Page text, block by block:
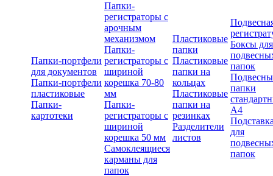
Папки-портфели
для документов
Папки-портфели
пластиковые
Папки-
картотеки
Папки-
регистраторы с
арочным
механизмом
Папки-
регистраторы с
шириной
корешка 70-80
мм
Папки-
регистраторы с
шириной
корешка 50 мм
Самоклеящиеся
карманы для
папок
Пластиковые
папки
Пластиковые
папки на
кольцах
Пластиковые
папки на
резинках
Разделители
листов
Боксы для
папок
папки
А4
для
папок